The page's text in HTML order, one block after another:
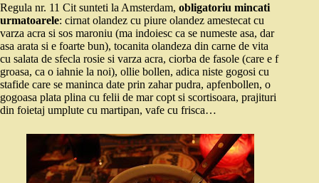
Regula nr. 11 Cit sunteti la Amsterdam, obligatoriu mincati
urmatoarele: cirnat olandez cu piure olandez amestecat cu
varza acra si sos maroniu (ma indoiesc ca se numeste asa, dar
asa arata si e foarte bun), tocanita olandeza din carne de vita
cu salata de sfecla rosie si varza acra, ciorba de fasole (care e f
groasa, ca o iahnie la noi), ollie bollen, adica niste gogosi cu
stafide care se maninca date prin zahar pudra, apfenbollen, o
gogoasa plata plina cu felii de mar copt si scortisoara, prajituri
din foietaj umplute cu martipan, vafe cu frisca…